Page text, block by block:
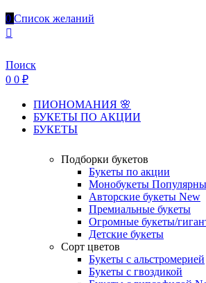
0 Список желаний
Поиск
0 0 ₽
ПИОНОМАНИЯ 🌸
БУКЕТЫ ПО АКЦИИ
БУКЕТЫ
Подборки букетов
Букеты по акции
Монобукеты
Авторские букеты New
Премиальные букеты
Огромные букеты/
Детские букеты
Сорт цветов
Букеты с альстромерией
Букеты с гвоздикой